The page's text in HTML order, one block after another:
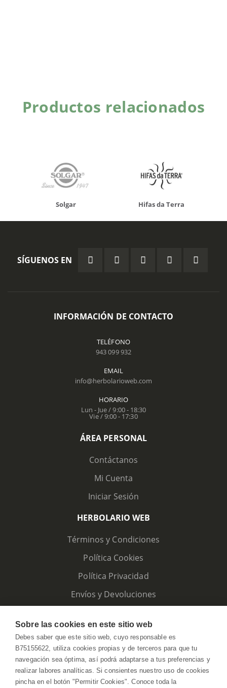
Productos relacionados
Solgar Hifas da Terra
SÍGUENOS EN
INFORMACIÓN DE CONTACTO
TELÉFONO
943 099 932
EMAIL
info@herbolarioweb.com
HORARIO
Lun - Jue / 9:00 - 18:30
Vie / 9:00 - 17:30
ÁREA PERSONAL
Contáctanos
Mi Cuenta
Iniciar Sesión
HERBOLARIO WEB
Términos y Condiciones
Política Cookies
Política Privacidad
Envíos y Devoluciones
Sobre las cookies en este sitio web
Debes saber que este sitio web, cuyo responsable es
B75155622, utiliza cookies propias y de terceros para que tu
navegación sea óptima, así podrá adaptarse a tus preferencias y
realizar labores analíticas. Si consientes nuestro uso de cookies
pincha en el botón "Permitir Cookies". Conoce toda la